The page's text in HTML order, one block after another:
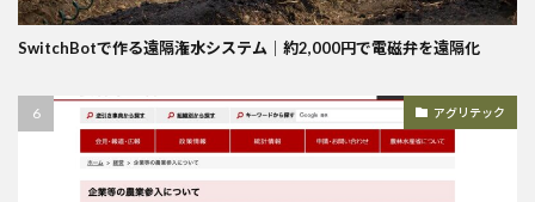
SwitchBotで作る遠隔潅水システム｜約2,000円で電磁弁を遠隔化
アグリテック